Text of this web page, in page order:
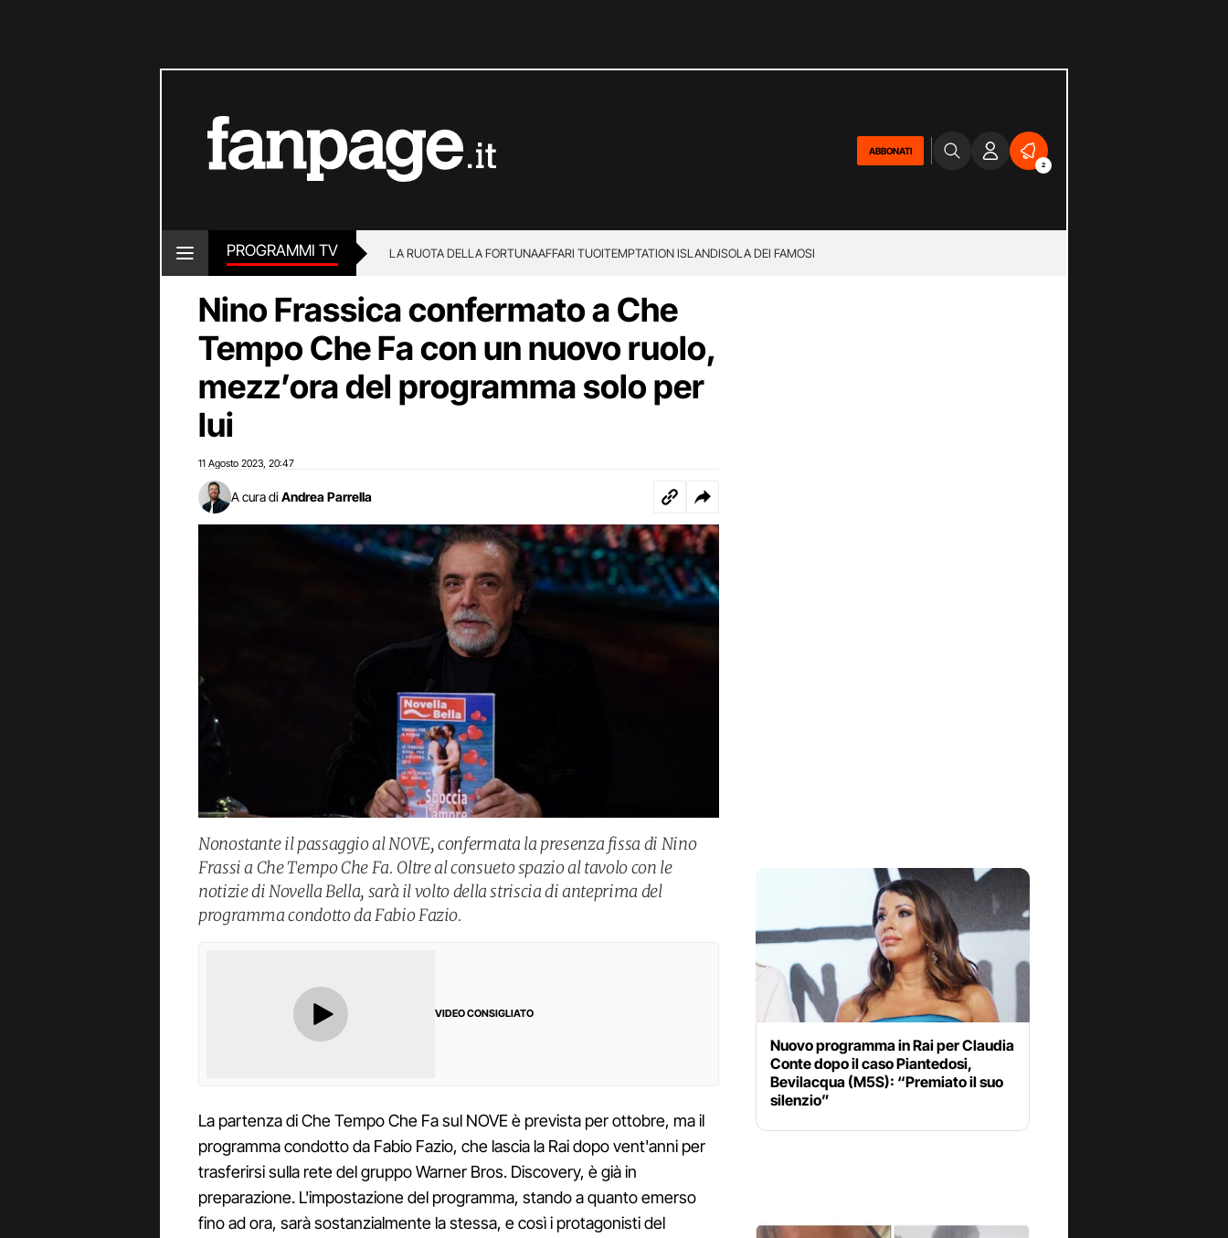
ABBONATI
2
PROGRAMMI TV LA RUOTA DELLA FORTUNAAFFARI TUOITEMPTATION ISLANDISOLA DEI FAMOSI
Nino Frassica confermato a Che
Tempo Che Fa con un nuovo ruolo,
mezz’ora del programma solo per
lui
11 Agosto 2023 20:47
A cura di Andrea Parrella
Nonostante il passaggio al NOVE, confermata la presenza fissa di Nino
Frassi a Che Tempo Che Fa. Oltre al consueto spazio al tavolo con le
notizie di Novella Bella, sarà il volto della striscia di anteprima del
programma condotto da Fabio Fazio.
VIDEO CONSIGLIATO
La partenza di Che Tempo Che Fa sul NOVE è prevista per ottobre, ma il
programma condotto da Fabio Fazio, che lascia la Rai dopo vent'anni per
trasferirsi sulla rete del gruppo Warner Bros. Discovery, è già in
preparazione. L'impostazione del programma, stando a quanto emerso
fino ad ora, sarà sostanzialmente la stessa, e così i protagonisti del
Nuovo programma in Rai per Claudia
Conte dopo il caso Piantedosi,
Bevilacqua (M5S): “Premiato il suo
silenzio”